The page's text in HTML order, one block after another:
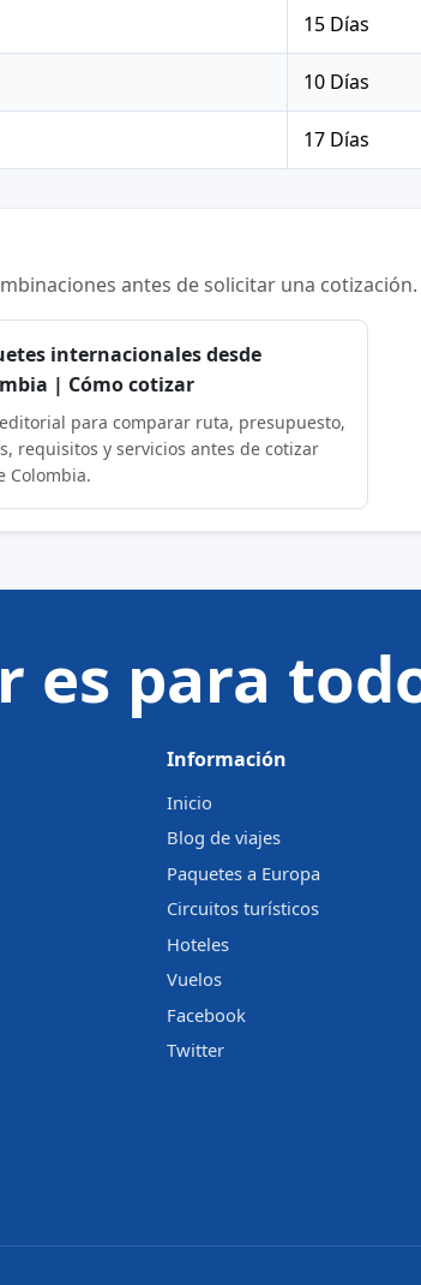
15 Días
10 Días
17 Días
antes de solicitar una cotización.
internacionales desde
| Cómo cotizar
para comparar ruta, presupuesto,
requisitos y servicios antes de cotizar
Colombia.
es para
Información
Inicio
Blog de viajes
Paquetes a Europa
Circuitos turísticos
Hoteles
Vuelos
Facebook
Twitter